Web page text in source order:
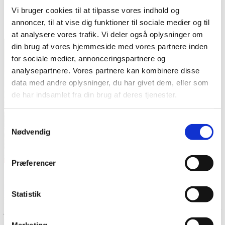
Vi bruger cookies til at tilpasse vores indhold og
annoncer, til at vise dig funktioner til sociale medier og til
at analysere vores trafik. Vi deler også oplysninger om
din brug af vores hjemmeside med vores partnere inden
for sociale medier, annonceringspartnere og
analysepartnere. Vores partnere kan kombinere disse
data med andre oplysninger, du har givet dem, eller som
de har indsamlet fra din brug af deres tjenester.
Nødvendig
Præferencer
Statistik
Blog
institutionslivet. Jeg gik længe og frygtede den